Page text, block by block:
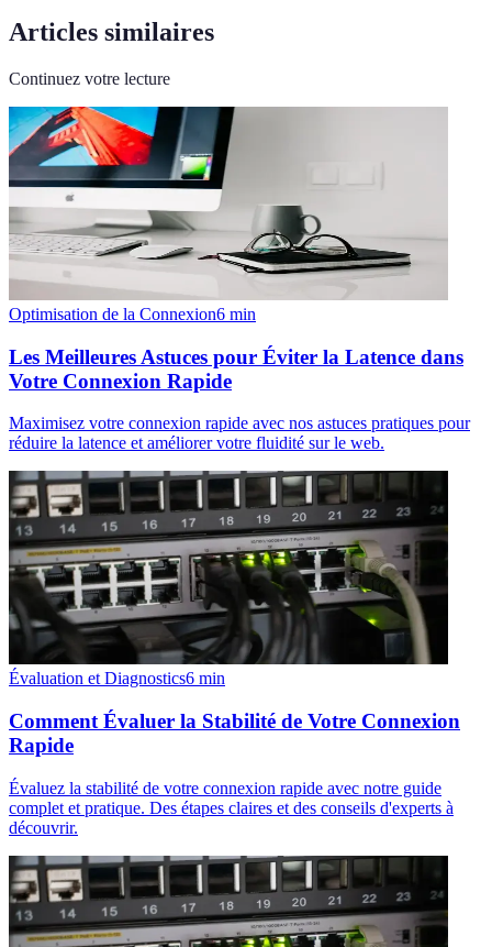
Articles similaires
Continuez votre lecture
Optimisation de la Connexion6 min
Les Meilleures Astuces pour Éviter la Latence dans
Votre Connexion Rapide
Maximisez votre connexion rapide avec nos astuces pratiques pour
réduire la latence et améliorer votre fluidité sur le web.
Évaluation et Diagnostics6 min
Comment Évaluer la Stabilité de Votre Connexion
Rapide
Évaluez la stabilité de votre connexion rapide avec notre guide
complet et pratique. Des étapes claires et des conseils d'experts à
découvrir.